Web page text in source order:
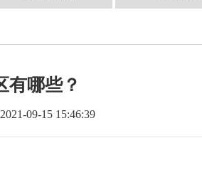
有哪些？
09-15 15:46:39